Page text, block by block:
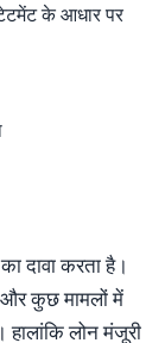
के आधार पर
दावा करता है।
और कुछ मामलों में
लोन मंजूरी